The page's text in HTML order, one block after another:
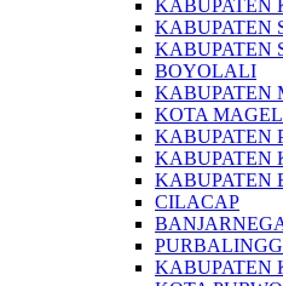
KABUPATEN
KABUPATEN
KABUPATEN
BOYOLALI
KABUPATEN
KOTA
KABUPATEN
KABUPATEN
KABUPATEN
CILACAP
KABUPATEN